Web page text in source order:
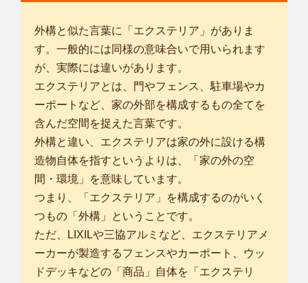
外構と似た言葉に「エクステリア」がありま
す。一般的には同様の意味合いで用いられます
が、実際には違いがあります。
エクステリアとは、門やフェンス、駐車場やカ
ーポートなど、家の外部を構成するもの全てを
含んだ空間を捉えた言葉です。
外構と違い、エクステリアは家の外に設ける構
造物自体を指すというよりは、「家の外の空
間・環境」を意味しています。
つまり、「エクステリア」を構成するのがいく
つもの「外構」ということです。
ただ、LIXILや三協アルミなど、エクステリアメ
ーカーが製造するフェンスやカーポート、ウッ
ドデッキなどの「商品」自体を「エクステリ